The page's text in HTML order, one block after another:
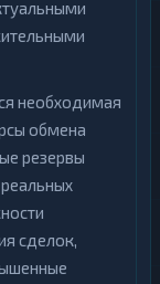
необходимая
обмена
резервы
сделок,